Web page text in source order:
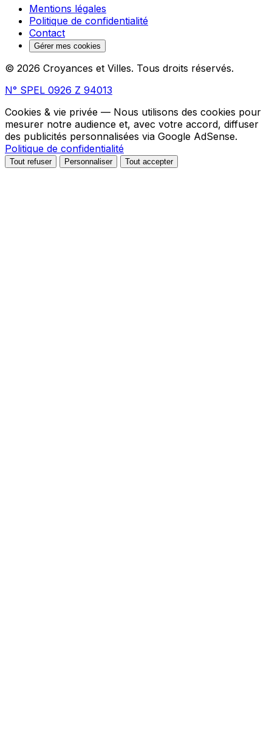
Mentions légales
Politique de confidentialité
Contact
Gérer mes cookies
© 2026 Croyances et Villes. Tous droits réservés.
N° SPEL 0926 Z 94013
Cookies & vie privée — Nous utilisons des cookies pour
mesurer notre audience et, avec votre accord, diffuser
des publicités personnalisées via Google AdSense.
Politique de confidentialité
Tout refuser Personnaliser Tout accepter